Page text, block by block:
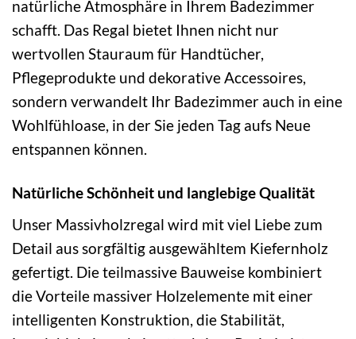
natürliche Atmosphäre in Ihrem Badezimmer
schafft. Das Regal bietet Ihnen nicht nur
wertvollen Stauraum für Handtücher,
Pflegeprodukte und dekorative Accessoires,
sondern verwandelt Ihr Badezimmer auch in eine
Wohlfühloase, in der Sie jeden Tag aufs Neue
entspannen können.
Natürliche Schönheit und langlebige Qualität
Unser Massivholzregal wird mit viel Liebe zum
Detail aus sorgfältig ausgewähltem Kiefernholz
gefertigt. Die teilmassive Bauweise kombiniert
die Vorteile massiver Holzelemente mit einer
intelligenten Konstruktion, die Stabilität,